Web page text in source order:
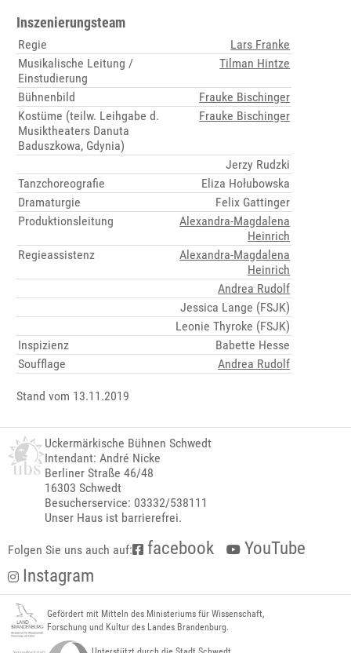
Inszenierungsteam
Regie
Lars Franke
Musikalische Leitung /
Einstudierung
Tilman Hintze
Bühnenbild
Frauke Bischinger
Kostüme (teilw. Leihgabe d.
Musiktheaters Danuta
Baduszkowa, Gdynia)
Frauke Bischinger
Jerzy Rudzki
Tanzchoreografie
Eliza Hołubowska
Dramaturgie
Felix Gattinger
Produktionsleitung
Alexandra-Magdalena
Heinrich
Regieassistenz
Alexandra-Magdalena
Heinrich
Andrea Rudolf
Jessica Lange (FSJK)
Leonie Thyroke (FSJK)
Inspizienz
Babette Hesse
Soufflage
Andrea Rudolf
Stand vom 13.11.2019
Uckermärkische Bühnen Schwedt
Intendant: André Nicke
Berliner Straße 46/48
16303 Schwedt
Besucherservice: 03332/538111
Unser Haus ist barrierefrei.
Folgen Sie uns auch auf: facebook
YouTube
Instagram
Gefördert mit Mitteln des Ministeriums für Wissenschaft,
Forschung und Kultur des Landes Brandenburg.